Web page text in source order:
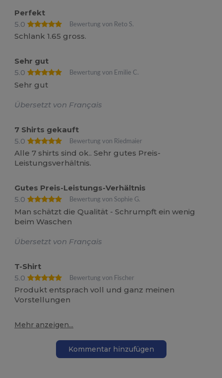
Perfekt
5.0
Bewertung von Reto S.
Schlank 1.65 gross.
Sehr gut
5.0
Bewertung von Emilie C.
Sehr gut
Übersetzt von Français
7 Shirts gekauft
5.0
Bewertung von Riedmaier
Alle 7 shirts sind ok.. Sehr gutes Preis-
Leistungsverhältnis.
Gutes Preis-Leistungs-Verhältnis
5.0
Bewertung von Sophie G.
Man schätzt die Qualität - Schrumpft ein wenig
beim Waschen
Übersetzt von Français
T-Shirt
5.0
Bewertung von Fischer
Produkt entsprach voll und ganz meinen
Vorstellungen
Mehr anzeigen...
Kommentar hinzufügen